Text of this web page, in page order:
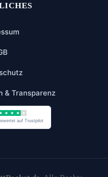
& Transparenz
★ ★ ★ ★
auf Trustpilot